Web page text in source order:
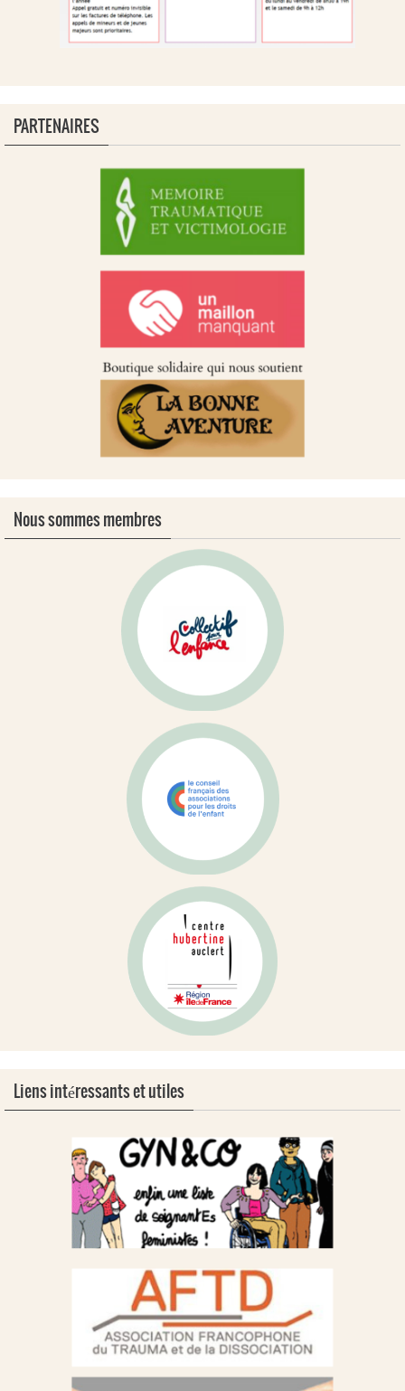
PARTENAIRES
Nous sommes membres
Liens intéressants et utiles